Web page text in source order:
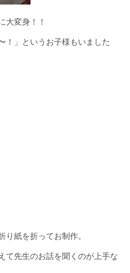
大変身！！
！」というお子様もいました
り紙を折ってお制作。
て先生のお話を聞くのが上手な